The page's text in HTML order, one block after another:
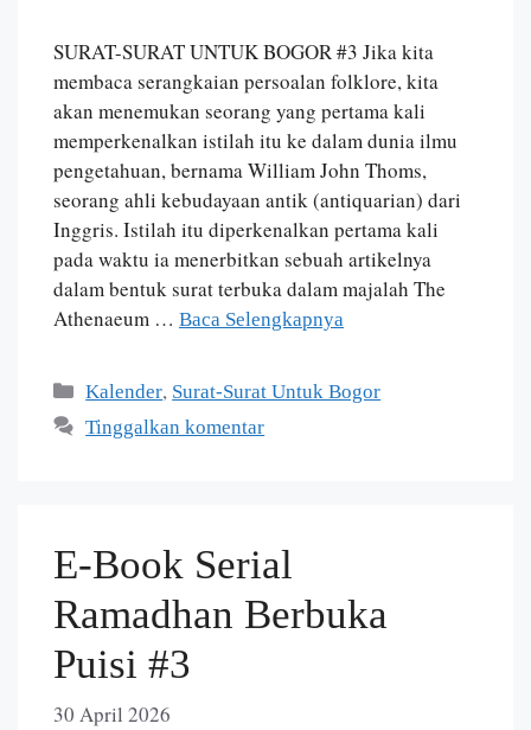
SURAT-SURAT UNTUK BOGOR #3 Jika kita
membaca serangkaian persoalan folklore, kita
akan menemukan seorang yang pertama kali
memperkenalkan istilah itu ke dalam dunia ilmu
pengetahuan, bernama William John Thoms,
seorang ahli kebudayaan antik (antiquarian) dari
Inggris. Istilah itu diperkenalkan pertama kali
pada waktu ia menerbitkan sebuah artikelnya
dalam bentuk surat terbuka dalam majalah The
Athenaeum … Baca Selengkapnya
Kalender, Surat-Surat Untuk Bogor
Tinggalkan komentar
E-Book Serial
Ramadhan Berbuka
Puisi #3
30 April 2026